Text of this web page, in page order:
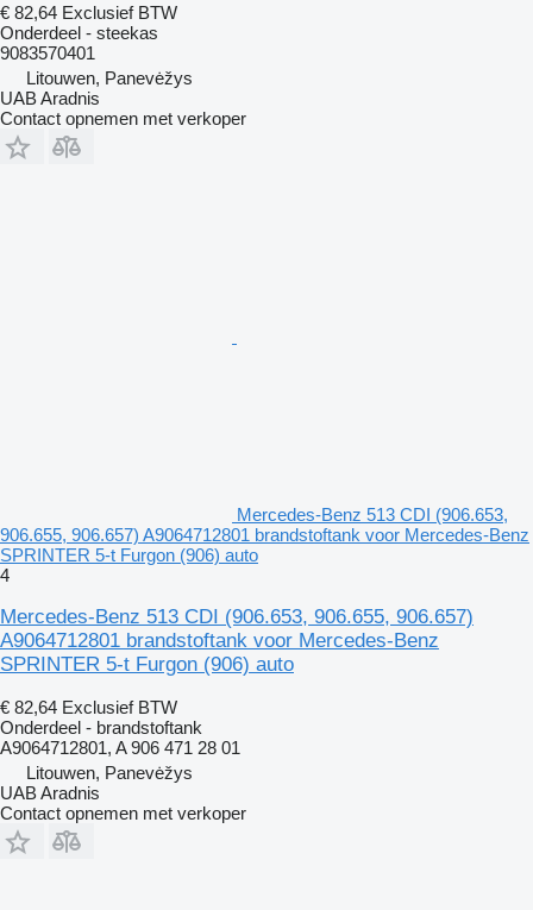
€ 82,64 Exclusief BTW
Onderdeel - steekas
9083570401
Litouwen, Panevėžys
UAB Aradnis
Contact opnemen met verkoper
Mercedes-Benz 513 CDI (906.653,
906.655, 906.657) A9064712801 brandstoftank voor Mercedes-Benz
SPRINTER 5-t Furgon (906) auto
4
Mercedes-Benz 513 CDI (906.653, 906.655, 906.657)
A9064712801 brandstoftank voor Mercedes-Benz
SPRINTER 5-t Furgon (906) auto
€ 82,64 Exclusief BTW
Onderdeel - brandstoftank
A9064712801, A 906 471 28 01
Litouwen, Panevėžys
UAB Aradnis
Contact opnemen met verkoper